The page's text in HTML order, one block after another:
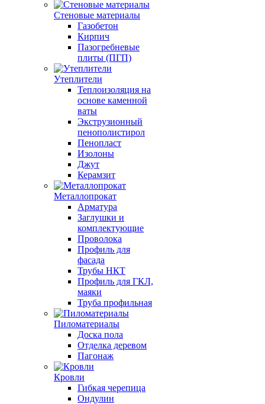
Стеновые материалы
Газобетон
Кирпич
Пазогребневые
плиты (ПГП)
Утеплители
Теплоизоляция на
основе каменной
ваты
Экструзионный
пенополистирол
Пенопласт
Изолоны
Джут
Керамзит
Металлопрокат
Арматура
Заглушки и
комплектующие
Проволока
Профиль для
фасада
Трубы НКТ
Профиль для ГКЛ,
маяки
Труба профильная
Пиломатериалы
Доска пола
Отделка деревом
Пагонаж
Кровли
Гибкая черепица
Ондулин